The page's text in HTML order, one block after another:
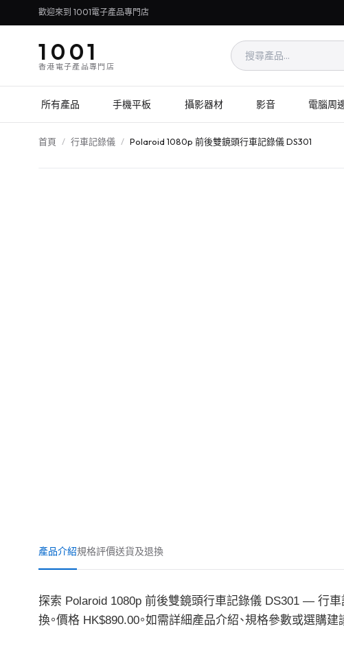
歡迎來到 1001電子產品專門店
1001
香港電子產品專門店
所有產品 手機平板 攝影器材 影音 電腦周
首頁 / 行車記錄儀 / Polaroid 1080p 前後雙鏡頭行車記錄儀 DS301
產品介紹規格評價送貨及退換
探索 Polaroid 1080p 前後雙鏡頭行車記錄儀 DS301 — 行車
換。價格 HK$890.00。如需詳細產品介紹、規格參數或選購